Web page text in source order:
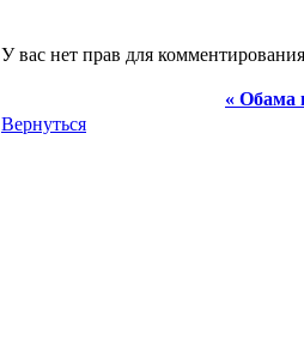
У вас нет прав для
« Обама
Вернуться